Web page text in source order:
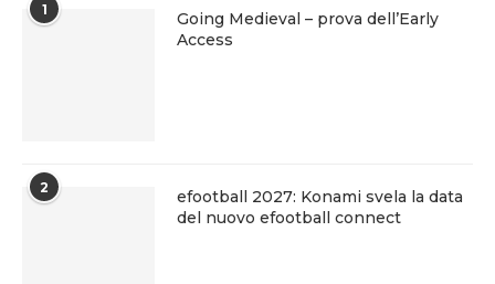
1
Going Medieval – prova dell’Early
Access
2
efootball 2027: Konami svela la data
del nuovo efootball connect